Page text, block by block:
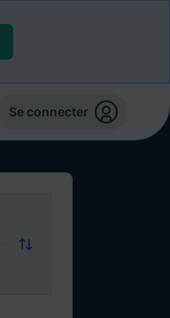
Se connecter